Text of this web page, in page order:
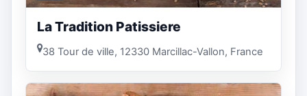
La Tradition Patissiere
38 Tour de ville, 12330 Marcillac-Vallon, France